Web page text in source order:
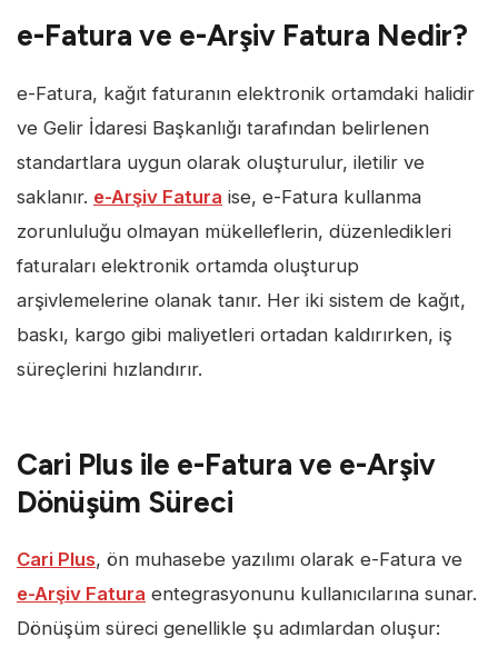
e-Fatura ve e-Arşiv Fatura Nedir?
e-Fatura, kağıt faturanın elektronik ortamdaki halidir
ve Gelir İdaresi Başkanlığı tarafından belirlenen
standartlara uygun olarak oluşturulur, iletilir ve
saklanır. e-Arşiv Fatura ise, e-Fatura kullanma
zorunluluğu olmayan mükelleflerin, düzenledikleri
faturaları elektronik ortamda oluşturup
arşivlemelerine olanak tanır. Her iki sistem de kağıt,
baskı, kargo gibi maliyetleri ortadan kaldırırken, iş
süreçlerini hızlandırır.
Cari Plus ile e-Fatura ve e-Arşiv
Dönüşüm Süreci
Cari Plus, ön muhasebe yazılımı olarak e-Fatura ve
e-Arşiv Fatura entegrasyonunu kullanıcılarına sunar.
Dönüşüm süreci genellikle şu adımlardan oluşur: